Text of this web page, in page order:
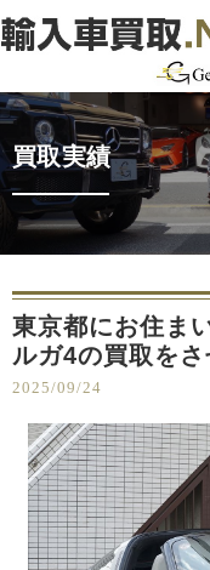
買取実績
東京都にお住ま
ルガ4の買取をさ
2025/09/24